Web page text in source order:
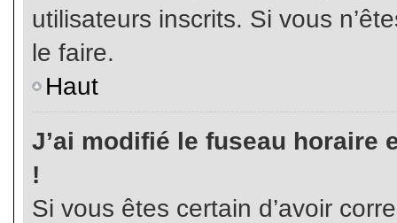
utilisateurs inscrits. Si vous
le faire.
Haut
J’ai modifié le fuseau horaire
!
Si vous êtes certain d’avoir